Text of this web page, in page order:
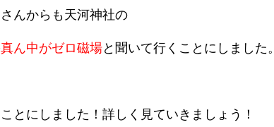
んからも天河神社の
ん中がゼロ磁場と聞いて行くことにしました。
とにしました！詳しく見ていきましょう！